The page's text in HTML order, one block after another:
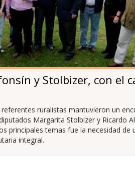
y Stolbizer, con el
referentes ruralistas mantuvieron un
Margarita Stolbizer y Ricardo
principales temas fue la necesidad de
integral.